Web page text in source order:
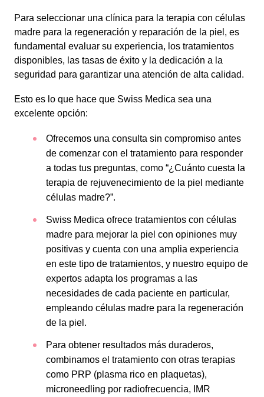
Para seleccionar una clínica para la terapia con células
madre para la regeneración y reparación de la piel, es
fundamental evaluar su experiencia, los tratamientos
disponibles, las tasas de éxito y la dedicación a la
seguridad para garantizar una atención de alta calidad.
Esto es lo que hace que Swiss Medica sea una
excelente opción:
Ofrecemos una consulta sin compromiso antes
de comenzar con el tratamiento para responder
a todas tus preguntas, como “¿Cuánto cuesta la
terapia de rejuvenecimiento de la piel mediante
células madre?”.
Swiss Medica ofrece tratamientos con células
madre para mejorar la piel con opiniones muy
positivas y cuenta con una amplia experiencia
en este tipo de tratamientos, y nuestro equipo de
expertos adapta los programas a las
necesidades de cada paciente en particular,
empleando células madre para la regeneración
de la piel.
Para obtener resultados más duraderos,
combinamos el tratamiento con otras terapias
como PRP (plasma rico en plaquetas),
microneedling por radiofrecuencia, IMR